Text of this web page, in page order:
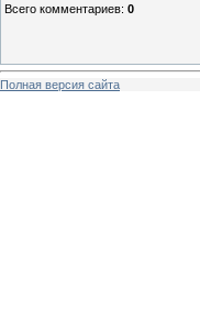
Всего комментариев: 0
Полная версия сайта